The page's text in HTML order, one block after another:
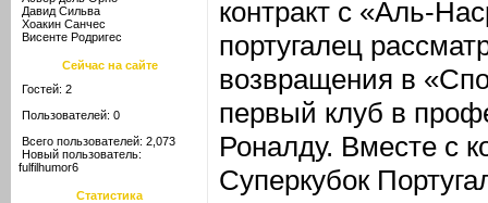
Давид Сильва
Хоакин Санчес
Висенте Родригес
Сейчас на сайте
Гостей: 2
Пользователей: 0
Всего пользователей: 2,073
Новый пользователь:
fulfilhumor6
Статистика
контракт с «Аль-
португалец
возвращения в
первый клуб в
Роналду. Вместе с
Суперкубок